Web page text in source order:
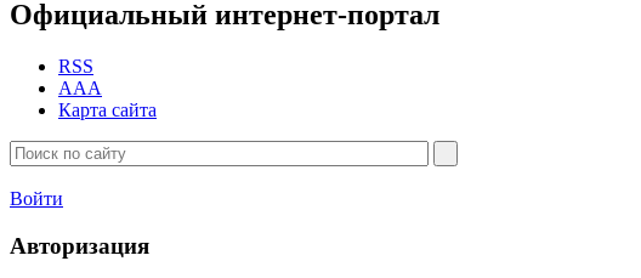
Официальный интернет-портал
RSS
AAA
Карта сайта
Войти
Авторизация